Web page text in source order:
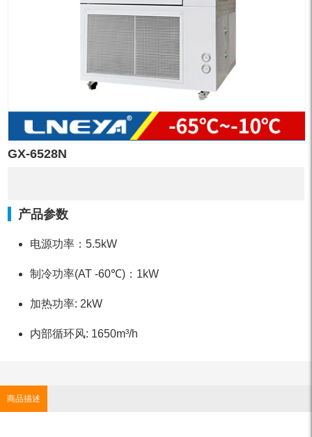
GX-6528N
产品参数
电源功率：5.5kW
制冷功率(AT -60℃)：1kW
加热功率: 2kW
内部循环风: 1650m³/h
商品描述